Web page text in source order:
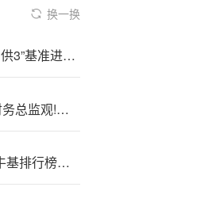
换一换
中国<汽>车内饰拟“<2>供3”基准进行供股 净筹约3200万港元
房地产行业上市公,司财务总监观!察：保利发展净利润减少58.6% 财务总监王一夫薪酬达到257万元
A股“?924行情”一周年牛基排行榜：中信建投北交所精选两年定开A涨279.27%，德邦鑫星价值A涨幅263.97%